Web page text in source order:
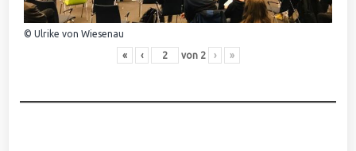
© Ulrike von Wiesenau
« ‹ von 2 › »